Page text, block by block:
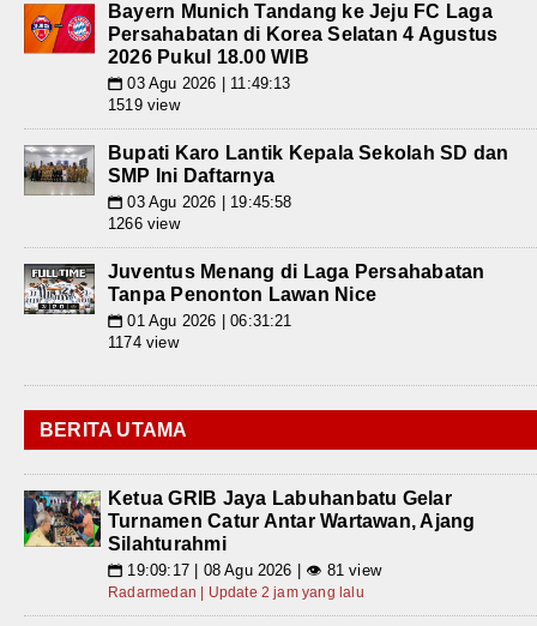
Bayern Munich Tandang ke Jeju FC Laga
Persahabatan di Korea Selatan 4 Agustus
2026 Pukul 18.00 WIB
📅 03 Agu 2026 | 11:49:13
1519 view
Bupati Karo Lantik Kepala Sekolah SD dan
SMP Ini Daftarnya
📅 03 Agu 2026 | 19:45:58
1266 view
Juventus Menang di Laga Persahabatan
Tanpa Penonton Lawan Nice
📅 01 Agu 2026 | 06:31:21
1174 view
BERITA UTAMA
Ketua GRIB Jaya Labuhanbatu Gelar
Turnamen Catur Antar Wartawan, Ajang
Silahturahmi
📅 19:09:17 | 08 Agu 2026 | 👁 81 view
Radarmedan | Update 2 jam yang lalu